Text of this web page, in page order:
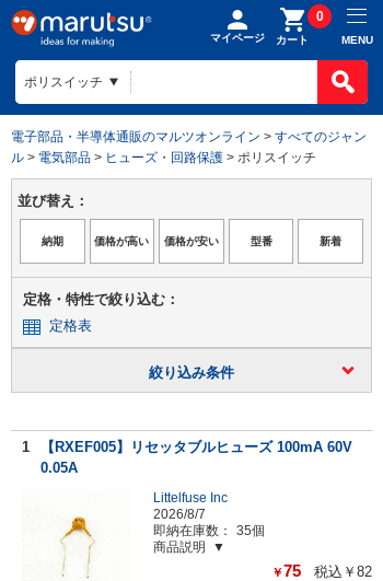
マイページ カート
0
MENU
電子部品・半導体通販のマルツオンライン > すべてのジャン
ル > 電気部品 > ヒューズ・回路保護 > ポリスイッチ
並び替え：
定格・特性で絞り込む：
定格表
絞り込み条件
1
【RXEF005】リセッタブルヒューズ 100mA 60V
0.05A
Littelfuse Inc
2026/8/7
即納在庫数：
35個
商品説明
￥75 税込￥82